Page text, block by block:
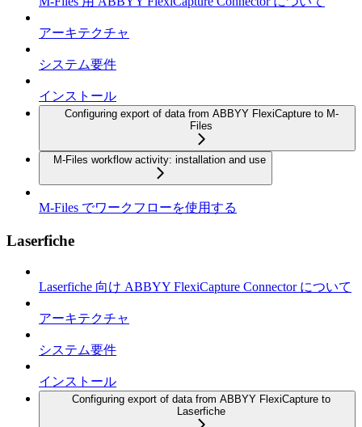
アーキテクチャ
システム要件
インストール
Configuring export of data from ABBYY FlexiCapture to M-
Files
M-Files workflow activity: installation and use
M-Files でワークフローを使用する
Laserfiche
Laserfiche 向け ABBYY FlexiCapture Connector について
アーキテクチャ
システム要件
インストール
Configuring export of data from ABBYY FlexiCapture to
Laserfiche